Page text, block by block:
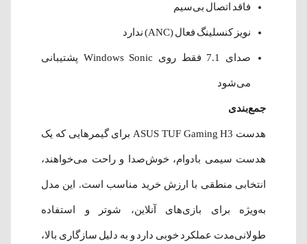
فاقد اتصال بی‌سیم
نویز کنسلینگ فعال (ANC) ندارد
صدای 7.1 فقط روی Windows Sonic پشتیبانی
می‌شود
جمع‌بندی
هدست ASUS TUF Gaming H3 برای گیمرهایی که یک
هدست سیمی بادوام، خوش‌صدا و راحت می‌خواهند،
انتخابی منطقی با ارزش خرید مناسب است. این مدل
به‌ویژه برای بازی‌های آنلاین، شوتر و استفاده
طولانی‌مدت عملکرد خوبی دارد و به دلیل سازگاری بالا،